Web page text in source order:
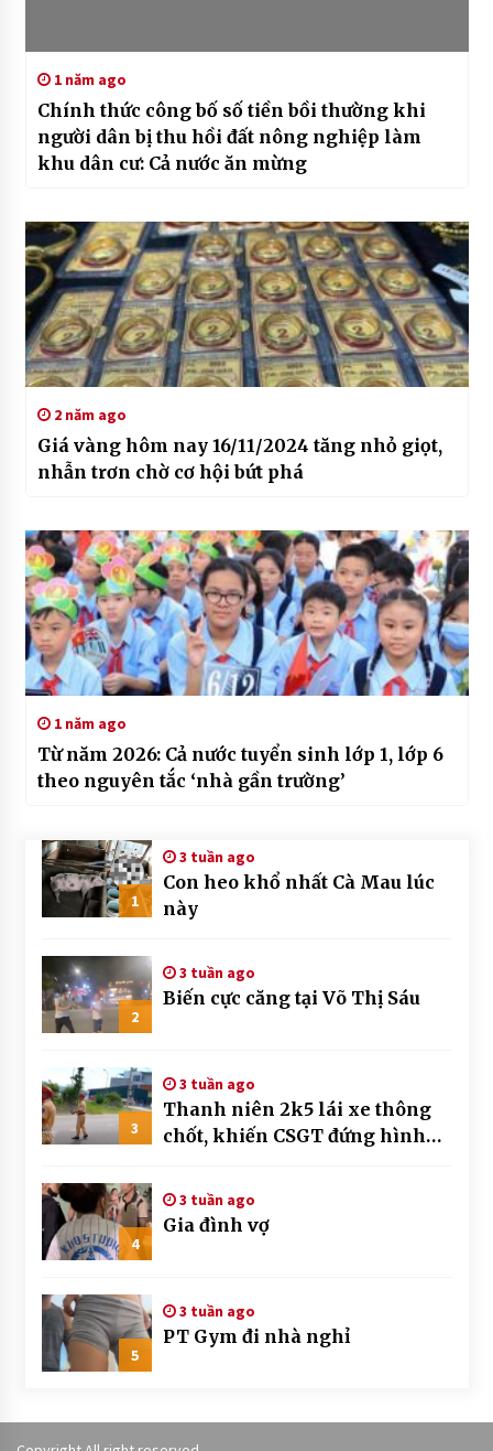
1 năm ago
Chính thức công bố số tiền bồi thường khi
người dân bị thu hồi đất nông nghiệp làm
khu dân cư: Cả nước ăn mừng
2 năm ago
Giá vàng hôm nay 16/11/2024 tăng nhỏ giọt,
nhẫn trơn chờ cơ hội bứt phá
1 năm ago
Từ năm 2026: Cả nước tuyển sinh lớp 1, lớp 6
theo nguyên tắc ‘nhà gần trường’
1
3 tuần ago
Con heo khổ nhất Cà Mau lúc
này
2
3 tuần ago
Biến cực căng tại Võ Thị Sáu
3
3 tuần ago
Thanh niên 2k5 lái xe thông
chốt, khiến CSGT đứng hình
4
3 tuần ago
Gia đình vợ
5
3 tuần ago
PT Gym đi nhà nghỉ